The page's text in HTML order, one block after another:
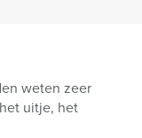
weten zeer
uitje, het